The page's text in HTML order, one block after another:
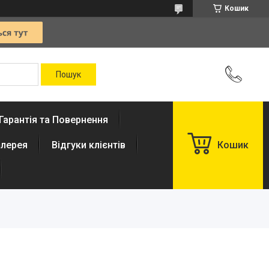
Кошик
Гарантія та Повернення
Відгуки клієнтів Кошик